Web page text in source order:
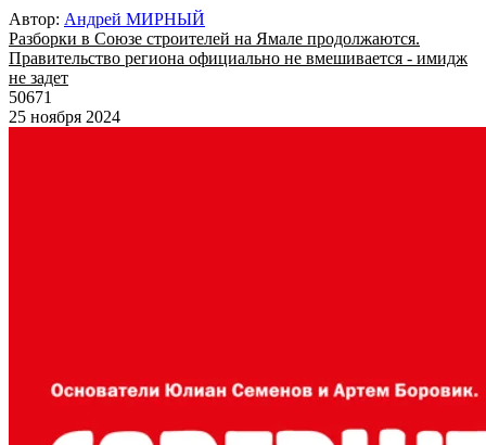
Автор: Андрей МИРНЫЙ
Разборки в Союзе строителей на Ямале продолжаются.
Правительство региона официально не вмешивается - имидж
не задет
50671
25 ноября 2024